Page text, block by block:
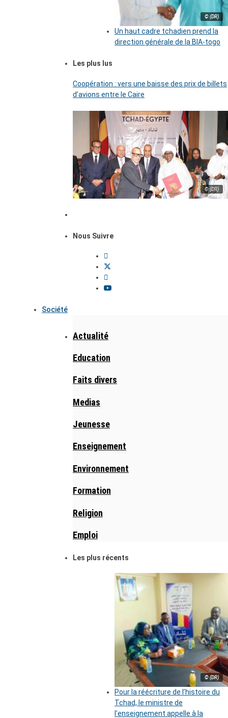
© (DR)
Un haut cadre tchadien prend la
direction générale de la BIA-togo
Les plus lus
Coopération : vers une baisse des prix de billets
d’avions entre le Caire
© (DR)
Nous Suivre
Société
Actualité
Education
Faits divers
Medias
Jeunesse
Enseignement
Environnement
Formation
Religion
Emploi
Les plus récents
© (DR)
Pour la réécriture de l’histoire du
Tchad, le ministre de
l’enseignement appelle à la